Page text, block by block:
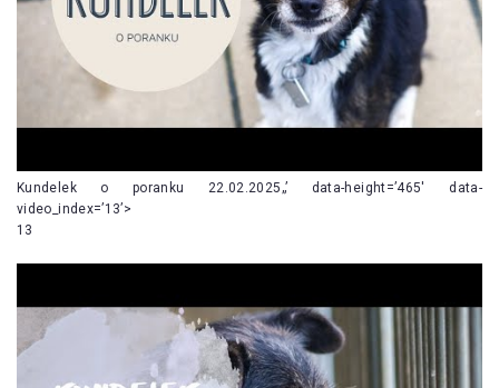
Kundelek o poranku 22.02.2025„’ data-height=’465′ data-
video_index=’13’>
13